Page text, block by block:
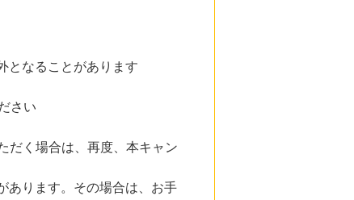
となることがあります
さい
だく場合は、再度、本キャン
あります。その場合は、お手